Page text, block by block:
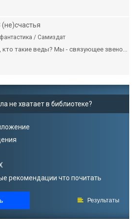
(не)счастья
/ Самиздат
кто такие веды? Мы - связующее звено...
не хватает в библиотеке?
рекомендации что почитать
Результаты